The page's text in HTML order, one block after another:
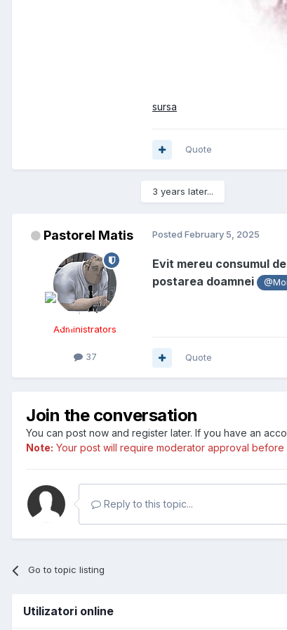
sursa
Quote
3 years later...
Pastorel Matis
Administrators
37
Posted February 5, 2025
Evit mereu consumul
postarea doamnei
Quote
Join the conversation
You can post now and register later. If you have an
Note: Your post will require moderator approval before
Reply to this topic...
Go to topic listing
Utilizatori online